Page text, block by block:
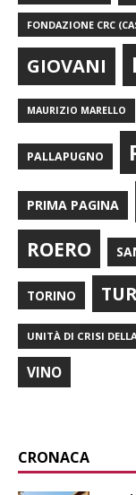
FONDAZIONE CRC
GIOVANI
MAURIZIO MARELLO
PALLAPUGNO
PRIMA PAGINA
ROERO
TORINO
UNITÀ DI CRISI
VINO
CRONACA